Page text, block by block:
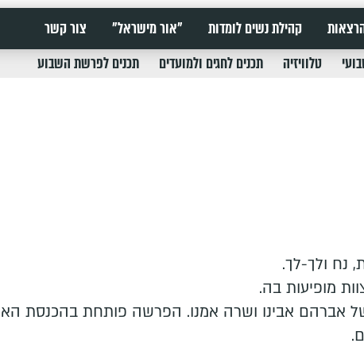
קהילת נשים לומדות "אור מישראל" צור קשר
טלוויזיה תכנים לחגים ולמועדים תכנים לפרשת השבוע
נח ולך-לך.
אברהם אבינו ושרה אמנו. הפרשה פותחת בהכנסת